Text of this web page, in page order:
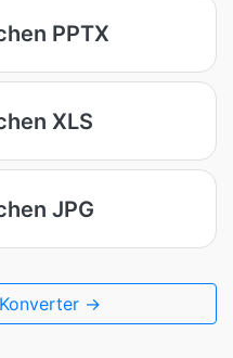
PPTX
XLS
JPG
→